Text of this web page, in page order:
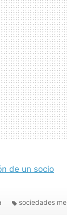
de un socio
sociedades